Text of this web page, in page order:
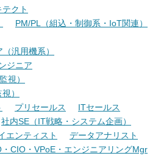
クト
PM/PL（組込・制御系・IoT関連）
汎用機系）
ジニア
視）
）
プリセールス
ITセールス
社内SE（IT戦略・システム企画）
エンティスト
データアナリスト
CIO・VPoE・エンジニアリングMgr